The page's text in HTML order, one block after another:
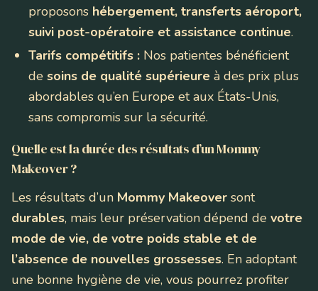
proposons hébergement, transferts aéroport,
suivi post-opératoire et assistance continue.
Tarifs compétitifs : Nos patientes bénéficient
de soins de qualité supérieure à des prix plus
abordables qu’en Europe et aux États-Unis,
sans compromis sur la sécurité.
Quelle est la durée des résultats d’un Mommy
Makeover ?
Les résultats d’un Mommy Makeover sont
durables, mais leur préservation dépend de votre
mode de vie, de votre poids stable et de
l’absence de nouvelles grossesses. En adoptant
une bonne hygiène de vie, vous pourrez profiter